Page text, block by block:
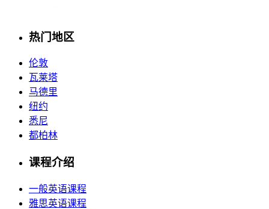
热门地区
伦敦
瓦莱塔
马德里
纽约
悉尼
都柏林
课程介绍
一般英语课程
雅思英语课程